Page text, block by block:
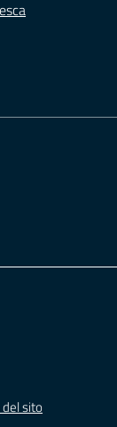
sito